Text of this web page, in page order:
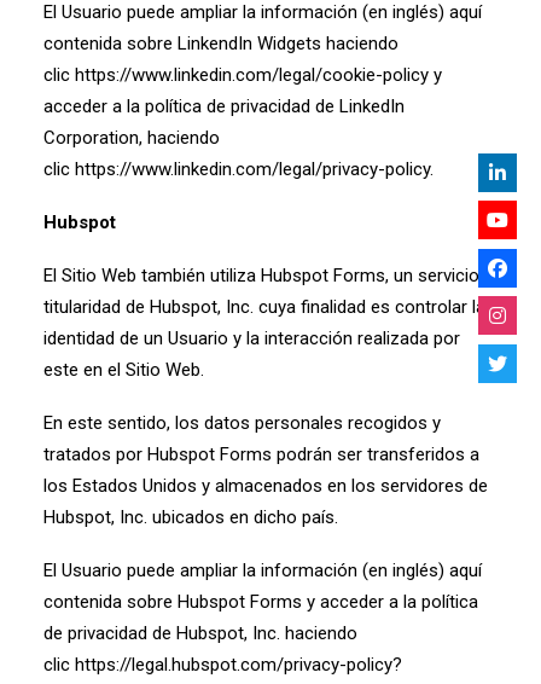
El Usuario puede ampliar la información (en inglés) aquí
contenida sobre LinkendIn Widgets haciendo
clic https://www.linkedin.com/legal/cookie-policy y
acceder a la política de privacidad de LinkedIn
Corporation, haciendo
clic https://www.linkedin.com/legal/privacy-policy.
Hubspot
El Sitio Web también utiliza Hubspot Forms, un servicio
titularidad de Hubspot, Inc. cuya finalidad es controlar la
identidad de un Usuario y la interacción realizada por
este en el Sitio Web.
En este sentido, los datos personales recogidos y
tratados por Hubspot Forms podrán ser transferidos a
los Estados Unidos y almacenados en los servidores de
Hubspot, Inc. ubicados en dicho país.
El Usuario puede ampliar la información (en inglés) aquí
contenida sobre Hubspot Forms y acceder a la política
de privacidad de Hubspot, Inc. haciendo
clic https://legal.hubspot.com/privacy-policy?